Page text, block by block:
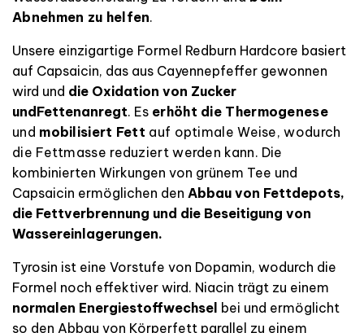
Abnehmen zu helfen.
Unsere einzigartige Formel Redburn Hardcore basiert
auf Capsaicin, das aus Cayennepfeffer gewonnen
wird und die Oxidation von Zucker
und Fettenanregt. Es erhöht die Thermogenese
und mobilisiert Fett auf optimale Weise, wodurch
die Fettmasse reduziert werden kann. Die
kombinierten Wirkungen von grünem Tee und
Capsaicin ermöglichen den Abbau von Fettdepots,
die Fettverbrennung und die Beseitigung von
Wassereinlagerungen.
Tyrosin ist eine Vorstufe von Dopamin, wodurch die
Formel noch effektiver wird. Niacin trägt zu einem
normalen Energiestoffwechsel bei und ermöglicht
so den Abbau von Körperfett parallel zu einem